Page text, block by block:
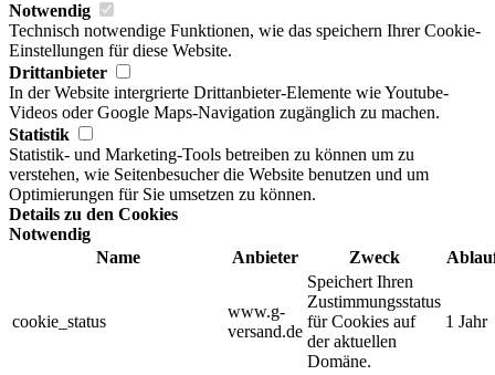
Notwendig
Technisch notwendige Funktionen, wie das speichern Ihrer Cookie-
Einstellungen für diese Website.
Drittanbieter
In der Website intergrierte Drittanbieter-Elemente wie Youtube-
Videos oder Google Maps-Navigation zugänglich zu machen.
Statistik
Statistik- und Marketing-Tools betreiben zu können um zu
verstehen, wie Seitenbesucher die Website benutzen und um
Optimierungen für Sie umsetzen zu können.
Details zu den Cookies
Notwendig
Name
Anbieter Zweck
cookie_status
www.g-
versand.de
Speichert Ihren
Zustimmungsstatus
für Cookies auf
der aktuellen
Domäne.
1 Jahr